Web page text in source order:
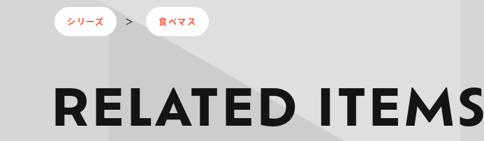
シリーズ 食べマス
RELATED ITEMS